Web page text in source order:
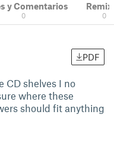
y Comentarios
0 0
PDF
CD shelves I no
where these
should fit anything